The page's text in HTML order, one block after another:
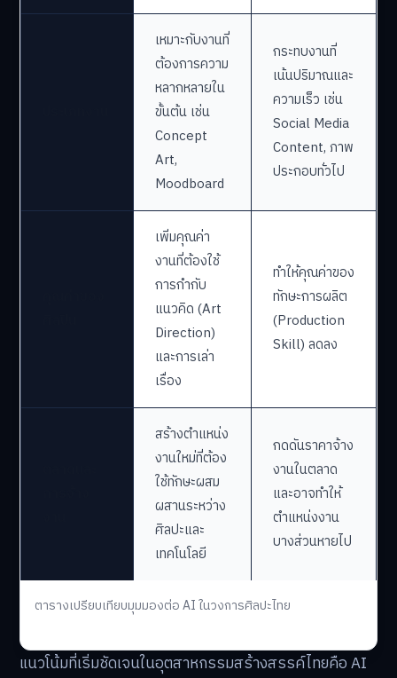
ตารางเปรียบเทียบมุมมองต่อ AI ในวงการศิลปะไทย
เหมาะกับงานที่
ต้องการความ
หลากหลายใน
ขั้นต้น เช่น
Concept
Art,
Moodboard
กระทบงานที่
เน้นปริมาณและ
ความเร็ว เช่น
Social Media
Content, ภาพ
ประกอบทั่วไป
เพิ่มคุณค่า
งานที่ต้องใช้
การกำกับ
แนวคิด (Art
Direction)
และการเล่า
เรื่อง
ทำให้คุณค่าของ
ทักษะการผลิต
(Production
Skill) ลดลง
สร้างตำแหน่ง
งานใหม่ที่ต้อง
ใช้ทักษะผสม
ผสานระหว่าง
ศิลปะและ
เทคโนโลยี
กดดันราคาจ้าง
งานในตลาด
และอาจทำให้
ตำแหน่งงาน
บางส่วนหายไป
แนวโน้มที่เริ่มชัดเจนในอุตสาหกรรมสร้างสรรค์ไทยคือ AI